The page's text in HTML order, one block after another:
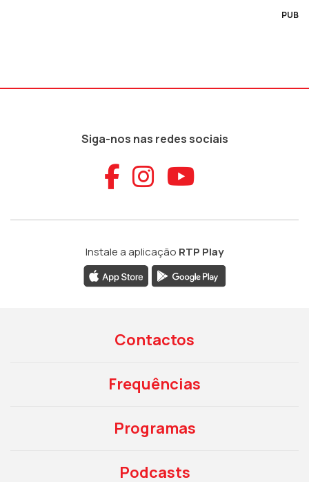
PUB
Siga-nos nas redes sociais
Aceder ao
Aceder ao
Aceder
Instale a aplicação RTP Play
Contactos
Frequências
Programas
Podcasts